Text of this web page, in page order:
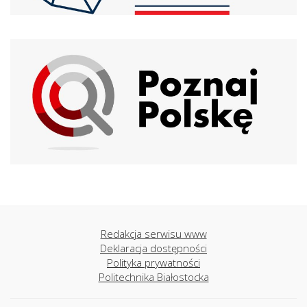
Redakcja serwisu www
Deklaracja dostępności
Polityka prywatności
Politechnika Białostocka